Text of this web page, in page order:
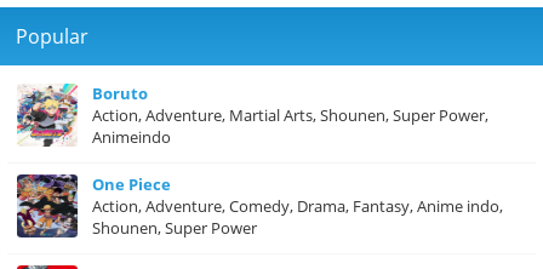
Popular
Boruto
Action, Adventure, Martial Arts, Shounen, Super Power,
Animeindo
One Piece
Action, Adventure, Comedy, Drama, Fantasy, Anime indo,
Shounen, Super Power